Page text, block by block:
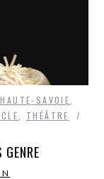
SAVOIE
THÉÂTRE